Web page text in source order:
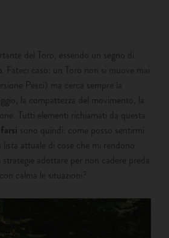
del Toro, essendo un segno di
. Fateci caso: un Toro non si muove mai
Pesci) ma cerca sempre la
la compattezza del movimento, la
Tutti elementi richiamati da questa
sono quindi: come posso sentirmi
lista attuale di cose che mi rendono
adottare per non cadere preda
calma le situazioni?